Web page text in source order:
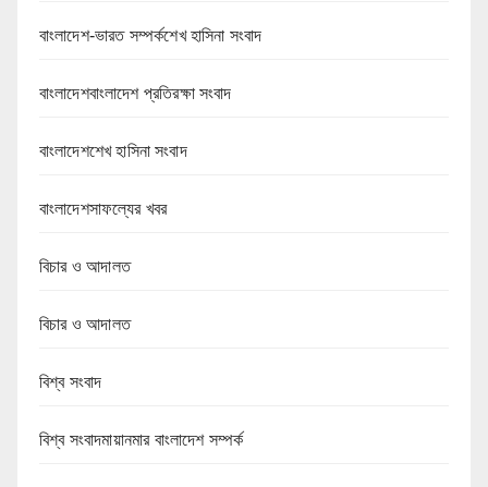
বাংলাদেশ-ভারত সম্পর্কশেখ হাসিনা সংবাদ
বাংলাদেশবাংলাদেশ প্রতিরক্ষা সংবাদ
বাংলাদেশশেখ হাসিনা সংবাদ
বাংলাদেশসাফল্যের খবর
বিচার ও আদালত
বিচার ও আদালত
বিশ্ব সংবাদ
বিশ্ব সংবাদমায়ানমার বাংলাদেশ সম্পর্ক